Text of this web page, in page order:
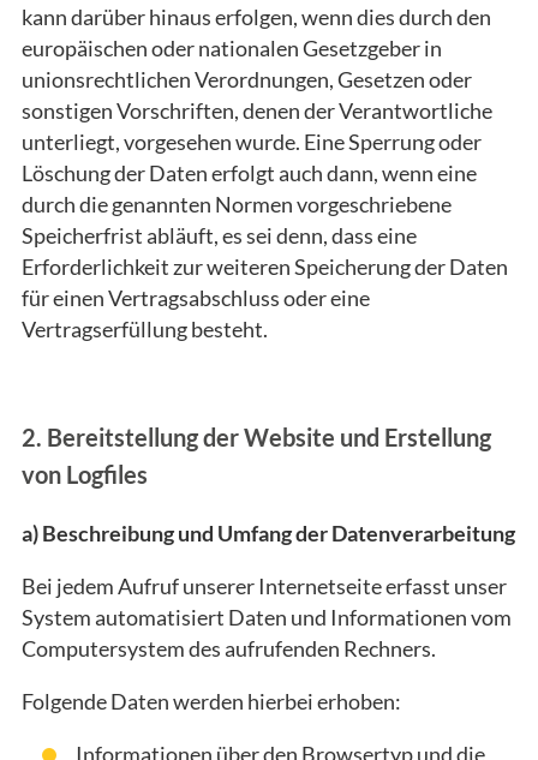
kann darüber hinaus erfolgen, wenn dies durch den
europäischen oder nationalen Gesetzgeber in
unionsrechtlichen Verordnungen, Gesetzen oder
sonstigen Vorschriften, denen der Verantwortliche
unterliegt, vorgesehen wurde. Eine Sperrung oder
Löschung der Daten erfolgt auch dann, wenn eine
durch die genannten Normen vorgeschriebene
Speicherfrist abläuft, es sei denn, dass eine
Erforderlichkeit zur weiteren Speicherung der Daten
für einen Vertragsabschluss oder eine
Vertragserfüllung besteht.
2. Bereitstellung der Website und Erstellung
von Logfiles
a) Beschreibung und Umfang der Datenverarbeitung
Bei jedem Aufruf unserer Internetseite erfasst unser
System automatisiert Daten und Informationen vom
Computersystem des aufrufenden Rechners.
Folgende Daten werden hierbei erhoben:
Informationen über den Browsertyp und die